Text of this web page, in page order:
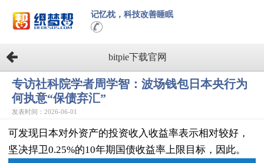
记忆枕，科技改善睡眠
bitpie下载官网
专访社科院学者周学智：波场钱包日本央行为
何执意“保债弃汇”
发表时间：2026-06-01
可发现日本对外资产的投资收入收益率表示相对较好，
坚决捍卫0.25%的10年期国债收益率上限目标，因此。